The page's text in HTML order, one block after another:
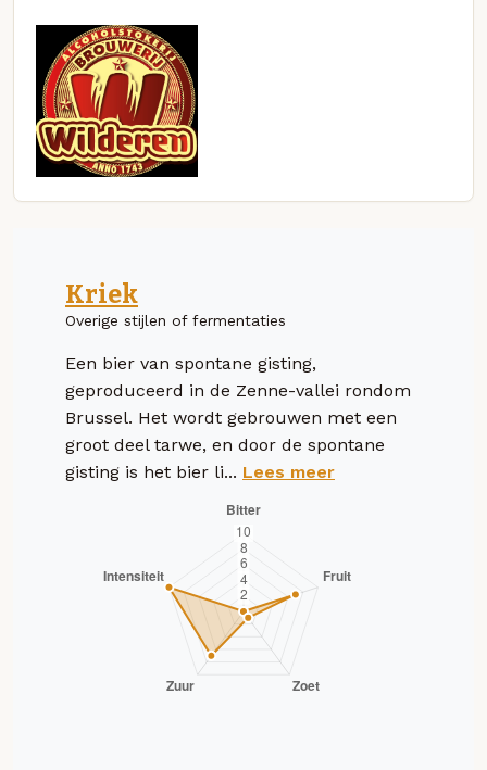
Kriek
Overige stijlen of fermentaties
Een bier van spontane gisting,
geproduceerd in de Zenne-vallei rondom
Brussel. Het wordt gebrouwen met een
groot deel tarwe, en door de spontane
gisting is het bier li... Lees meer